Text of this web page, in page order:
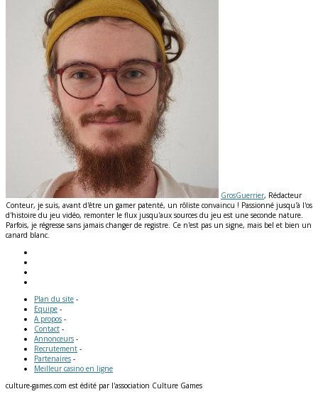
GrosGuerrier, Rédacteur
Conteur, je suis, avant d'être un gamer patenté, un rôliste convaincu ! Passionné jusqu'à l'os
d'histoire du jeu vidéo, remonter le flux jusqu'aux sources du jeu est une seconde nature.
Parfois, je régresse sans jamais changer de registre. Ce n'est pas un signe, mais bel et bien un
canard blanc.
Plan du site -
Equipe -
A propos -
Contact -
Annonceurs -
Recrutement -
Partenaires -
Meilleur casino en ligne
culture-games.com est édité par l'association Culture Games